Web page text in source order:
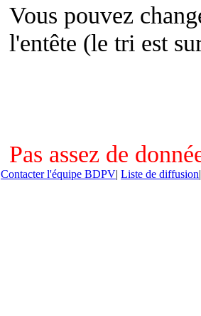
Vous pouvez
l'entête (le tri est
Pas assez de
Contacter l'équipe BDPV| Liste de diffusion